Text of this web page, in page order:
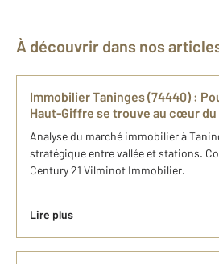
À découvrir dans nos
Immobilier Taninges (74440) :
Haut-Giffre se trouve au cœur du
Analyse du marché immobilier à
stratégique entre vallée et stations.
Century 21 Vilminot Immobilier.
Lire plus